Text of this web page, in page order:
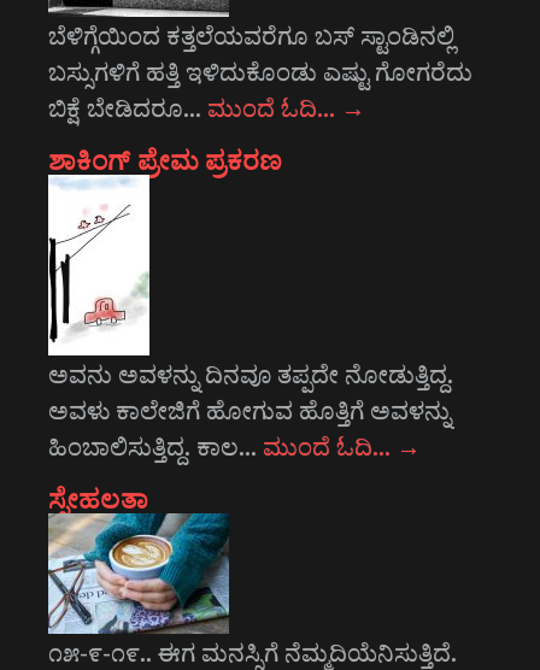
ಬೆಳಿಗ್ಗೆಯಿಂದ ಕತ್ತಲೆಯವರೆಗೂ ಬಸ್ ಸ್ಟಾಂಡಿನಲ್ಲಿ
ಬಸ್ಸುಗಳಿಗೆ ಹತ್ತಿ ಇಳಿದುಕೊಂಡು ಎಷ್ಟು ಗೋಗರೆದು
ಬಿಕ್ಷೆ ಬೇಡಿದರೂ… ಮುಂದೆ ಓದಿ… →
ಶಾಕಿಂಗ್ ಪ್ರೇಮ ಪ್ರಕರಣ
ಅವನು ಅವಳನ್ನು ದಿನವೂ ತಪ್ಪದೇ ನೋಡುತ್ತಿದ್ದ.
ಅವಳು ಕಾಲೇಜಿಗೆ ಹೋಗುವ ಹೊತ್ತಿಗೆ ಅವಳನ್ನು
ಹಿಂಬಾಲಿಸುತ್ತಿದ್ದ. ಕಾಲ… ಮುಂದೆ ಓದಿ… →
ಸ್ನೇಹಲತಾ
೧೫-೯-೧೯.. ಈಗ ಮನಸ್ಸಿಗೆ ನೆಮ್ಮದಿಯೆನಿಸುತ್ತಿದೆ.